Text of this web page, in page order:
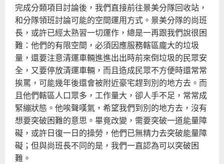
完成分類項目討論後，我們直接前往景美分隊回收站，
和分隊領班討論可能的空間運用方式。景美分隊的尚班
長，或許已經太熟習一切運作，總是一再跟我們說很困
難：他們的有限空間，必須因應服務轄區龐大的垃圾
量，還要注意清運車輛進進出出時前來倒垃圾的民眾安
全，又要停放清運車輛，而且造成民眾不方便時還常常
挨罵，可能幾年後還會被附近豪宅趕到別的地方去。而
且他們轄區人口眾多，工作量大，卻人手不足，常常成
緊繃狀態。他唉聲嘆氣，希望我們到別的地方去，沒有
想要突破困難的意思。畢竟改變，需要突破一道能量障
礙，或許日復一日的操勞，他們已無精力去突破能量障
礙；但與尚班長不同的是，我們一直認為可以突破困
難。